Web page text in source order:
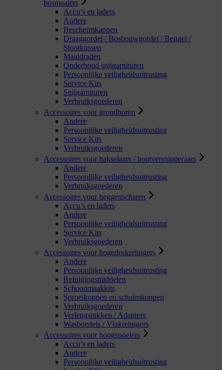
bosmaaiers
Accu’s en laders
Andere
Beschermkappen
Draaggordel / Bosbouwgordel / Beugel /
Stootkussen
Maaidraden
Onderhoud snijgarnituren
Persoonlijke veiligheidsuitrusting
Service Kits
Snijgarnituren
Verbruiksgoederen
Accessoires voor grondboren
Andere
Persoonlijke veiligheidsuitrusting
Service Kits
Verbruiksgoederen
Accessoires voor hakselaars / houtversnipperaars
Andere
Persoonlijke veiligheidsuitrusting
Verbruiksgoederen
Accessoires voor heggenscharen
Accu’s en laders
Andere
Persoonlijke veiligheidsuitrusting
Service Kits
Verbruiksgoederen
Accessoires voor hogedrukreinigers
Andere
Persoonlijke veiligheidsuitrusting
Reinigingsmiddelen
Schoonmaakkits
Sproeikoppen en schuimkoppen
Verbruiksgoederen
Verlengstukken / Adapters
Wasborstels / Vlakreinigers
Accessoires voor hoogsnoeiers
Accu’s en laders
Andere
Persoonlijke veiligheidsuitrusting